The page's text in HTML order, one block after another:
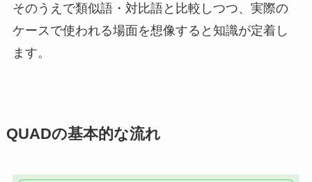
そのうえで類似語・対比語と比較しつつ、実際の
ケースで使われる場面を想像すると知識が定着し
ます。
QUADの基本的な流れ